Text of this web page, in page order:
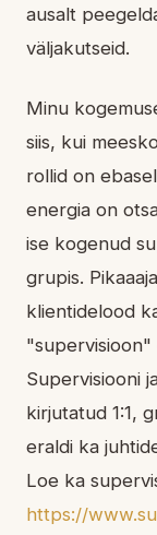
ausalt
väljakutseid.
Minu
siis, kui
rollid on
energia on
ise kogenud
grupis.
klientidelood
"supervisioon"
Supervisiooni
kirjutatud 1:1,
eraldi ka
Loe ka
https://